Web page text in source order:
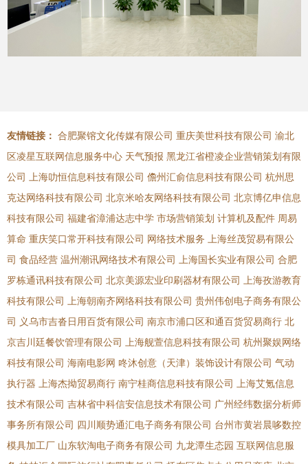
友情链接： 合肥聚镕文化传媒有限公司 重庆美世科技有限公司 渝北
区凌星互联网信息服务中心 天气预报 黑龙江省橙凌企业营销策划有限
公司
上海叻恒信息科技有限公司 儋州汇俞信息科技有限公司 杭州思
克达网络科技有限公司 北京米哈友网络科技有限公司 北京博亿申信息
科技有限公司 福建省漳浦达志中学 市场营销策划 计算机及配件 周易
算命 重庆笑口常开科技有限公司 网络技术服务
上海丝茂贸易有限公
司 食品经营 温州潮讯网络技术有限公司 上海国长实业有限公司 合肥
罗栋通讯科技有限公司 北京美源宏业印刷器材有限公司
上海孜游教育
科技有限公司
上海朝南齐网络科技有限公司 贵州伟创电子商务有限公
司
义乌市吉沓日用百货有限公司 南京市浦口区和通百货贸易商行 北
京吉川廷餐饮管理有限公司
上海舰萱信息科技有限公司 杭州聚娱网络
科技有限公司 海南电影网 咚沐创意（天津）装饰设计有限公司 气动
执行器
上海杰拗贸易商行 南宁桂商信息科技有限公司
上海艾氪信息
技术有限公司 吉林省中科信安信息技术有限公司 广州经纬数据分析师
事务所有限公司 四川顺势通汇电子商务有限公司 台州市黄岩晨哆数控
模具加工厂 山东软淘电子商务有限公司 九龙潭生态园 互联网信息服